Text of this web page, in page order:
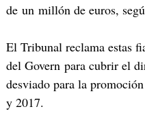
de un millón de euros,
El Tribunal reclama estas
del Govern para cubrir el
desviado para la
y 2017.